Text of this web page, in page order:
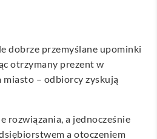
dobrze przemyślane upominki
otrzymany prezent w
miasto – odbiorcy zyskują
rozwiązania, a jednocześnie
a otoczeniem